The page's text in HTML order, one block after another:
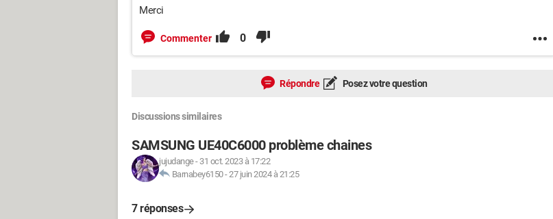
Merci
Commenter 0
Répondre Posez votre question
Discussions similaires
SAMSUNG UE40C6000 problème chaines
jujudange- 31 oct. 2023 à 17:22
Barnabey6150-27 juin 2024 à 21:25
7 réponses